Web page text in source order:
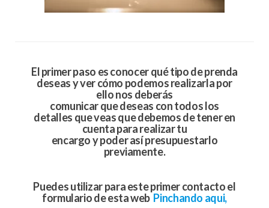
El primer paso es conocer qué tipo de prenda
deseas y ver cómo podemos realizarla por
ello nos deberás
comunicar que deseas con todos los
detalles que veas que debemos de tener en
cuenta para realizar tu
encargo y poder asípresupuestarlo
previamente.
Puedes utilizar para este primer contacto el
formulario de esta web Pinchando aqui,